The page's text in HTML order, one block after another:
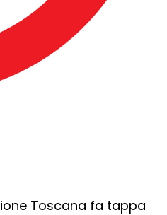
Toscana fa tappa